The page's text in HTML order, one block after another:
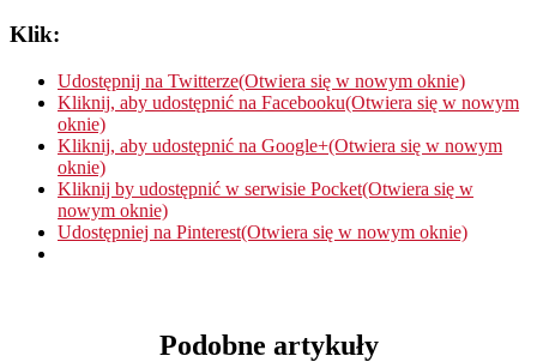
Klik:
Udostępnij na Twitterze(Otwiera się w nowym oknie)
Kliknij, aby udostępnić na Facebooku(Otwiera się w nowym
oknie)
Kliknij, aby udostępnić na Google+(Otwiera się w nowym
oknie)
Kliknij by udostępnić w serwisie Pocket(Otwiera się w
nowym oknie)
Udostępniej na Pinterest(Otwiera się w nowym oknie)
Podobne artykuły